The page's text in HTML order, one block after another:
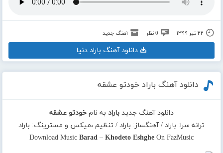
۲۲ تیر ۱۳۹۹ 0 نظر آهنگ جدید
دانلود آهنگ باراد دنیا
دانلود آهنگ باراد خودتو عشقه
دانلود آهنگ جدید باراد به نام خودتو عشقه
ترانه سرا: باراد / آهنگساز: باراد / تنظیم ،میکس و مسترینگ: باراد
Download Music Barad – Khodeto Eshghe On FazMusic